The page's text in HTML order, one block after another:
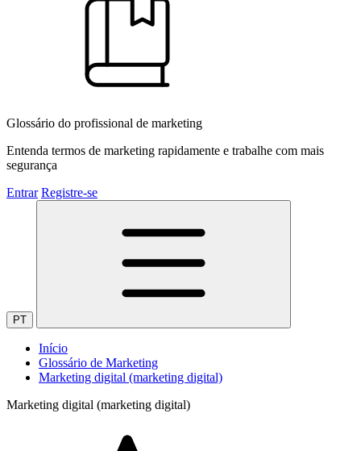
Glossário do profissional de marketing
Entenda termos de marketing rapidamente e trabalhe com mais
segurança
Entrar Registre-se
PT
Início
Glossário de Marketing
Marketing digital (marketing digital)
Marketing digital (marketing digital)